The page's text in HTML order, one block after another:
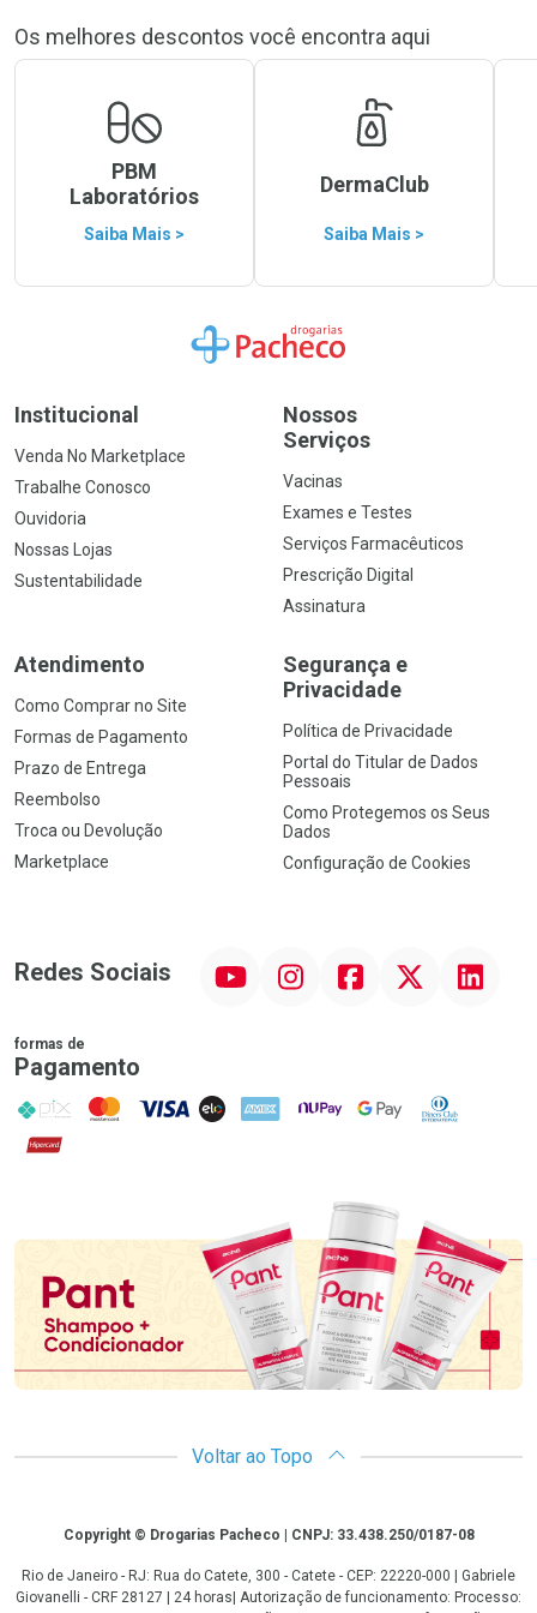
Os melhores descontos você encontra aqui
PBM
Laboratórios
Saiba Mais >
DermaClub
Saiba Mais >
Ir para a Home
Institucional
Venda No Marketplace
Trabalhe Conosco
Ouvidoria
Nossas Lojas
Sustentabilidade
Nossos
Serviços
Vacinas
Exames e Testes
Serviços Farmacêuticos
Prescrição Digital
Assinatura
Atendimento
Como Comprar no Site
Formas de Pagamento
Prazo de Entrega
Reembolso
Troca ou Devolução
Marketplace
Segurança e
Privacidade
Política de Privacidade
Portal do Titular de Dados
Pessoais
Como Protegemos os Seus
Dados
Configuração de Cookies
Redes Sociais InstagramFacebook Linkedin
formas de
Pagamento
PIX MasterCard
VISA ELO AMEX NuPay Google PayDiners Club
Hipercard
Promoção em Destaque
Voltar ao Topo
CopyrightCopyright © Drogarias Pacheco | CNPJ: 33.438.250/0187-08
Rio de Janeiro - RJ: Rua do Catete, 300 - Catete - CEP: 22220-000 | Gabriele
Giovanelli - CRF 28127 | 24 horas| Autorização de funcionamento: Processo: